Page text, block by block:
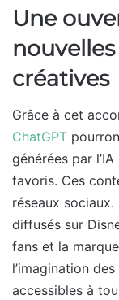
Une
créatives
Grâce à cet
ChatGPT
générées par
favoris. Ces
réseaux sociaux.
diffusés sur
fans et la
l’imagination
accessibles à